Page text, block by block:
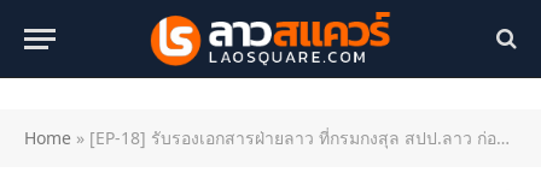
Home » [EP-18] รับรองเอกสารฝ่ายลาว ที่กรมกงสุล สปป.ลาว ก่อนข้ามกลับมาไทย